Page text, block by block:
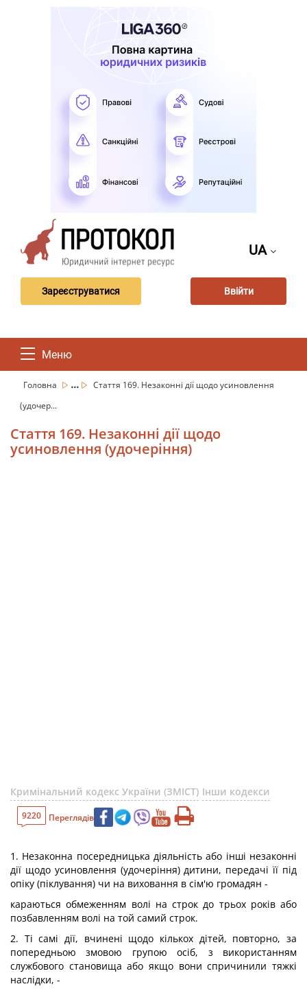
UA
Зареєструватися Ввійти
Меню
Головна ...
Стаття 169. Незаконні дії щодо усиновлення
(удочер...
Стаття 169. Незаконні дії щодо
усиновлення (удочеріння)
Кримінальний кодекс України (ЗМІСТ) Інши кодекси
9220 Переглядів
1. Незаконна посередницька діяльність або інші незаконні
дії щодо усиновлення (удочеріння) дитини, передачі її під
опіку (піклування) чи на виховання в сім'ю громадян -
караються обмеженням волі на строк до трьох років або
позбавленням волі на той самий строк.
2. Ті самі дії, вчинені щодо кількох дітей, повторно, за
попередньою змовою групою осіб, з використанням
службового становища або якщо вони спричинили тяжкі
наслідки, -